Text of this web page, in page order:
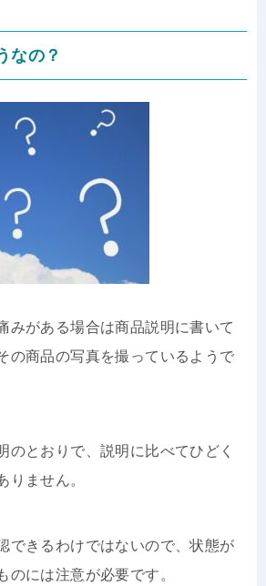
なの？
みがある場合は商品説明に書いて
の商品の写真を撮っているようで
のとおりで、説明に比べてひどく
りません。
できるわけではないので、状態が
のには注意が必要です。